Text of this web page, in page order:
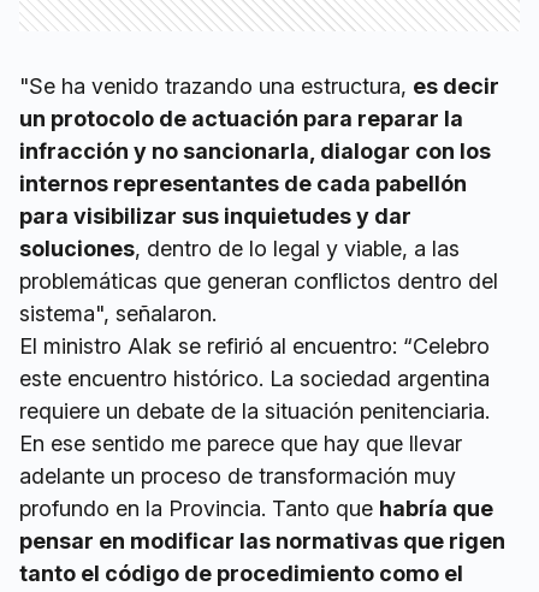
"Se ha venido trazando una estructura, es decir
un protocolo de actuación para reparar la
infracción y no sancionarla, dialogar con los
internos representantes de cada pabellón
para visibilizar sus inquietudes y dar
soluciones, dentro de lo legal y viable, a las
problemáticas que generan conflictos dentro del
sistema", señalaron.
El ministro Alak se refirió al encuentro: “Celebro
este encuentro histórico. La sociedad argentina
requiere un debate de la situación penitenciaria.
En ese sentido me parece que hay que llevar
adelante un proceso de transformación muy
profundo en la Provincia. Tanto que habría que
pensar en modificar las normativas que rigen
tanto el código de procedimiento como el